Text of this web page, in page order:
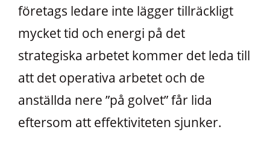
företags ledare inte lägger tillräckligt
mycket tid och energi på det
strategiska arbetet kommer det leda till
att det operativa arbetet och de
anställda nere ”på golvet” får lida
eftersom att effektiviteten sjunker.